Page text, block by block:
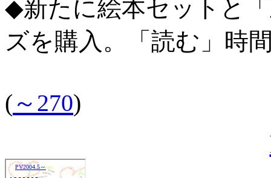
◆新たに絵本セットと
ズを購入。「読む」時
( ～270)